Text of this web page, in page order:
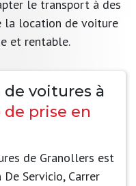
le transport à des
la location de voiture
et rentable.
voitures à
de prise en
de Granollers est
Servicio, Carrer